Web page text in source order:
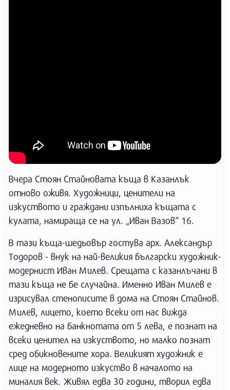
Вчера Стоян Стайновата къща в Казанлък
отново оживя. Художници, ценители на
изкуството и граждани изпълниха къщата с
кулата, намираща се на ул. „Иван Вазов“ 16.
В тази къща-шедьовър гостува арх. Александър
Тодоров - внук на най-великия български художник-
модернист Иван Милев. Срещата с казанлъчани в
тази къща не бе случайна. Именно Иван Милев е
изрисувал стенописите в дома на Стоян Стайнов.
Милев, лицето, което всеки от нас вижда
ежедневно на банкнотата от 5 лева, е познат на
всеки ценител на изкуството, но малко познат
сред обикновените хора. Великият художник е
лице на модерното изкуство в началото на
миналия век. Живял едва 30 години, творил едва